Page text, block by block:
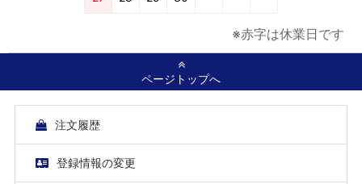
※赤字は休業日です
ページトップへ
注文履歴
登録情報の変更